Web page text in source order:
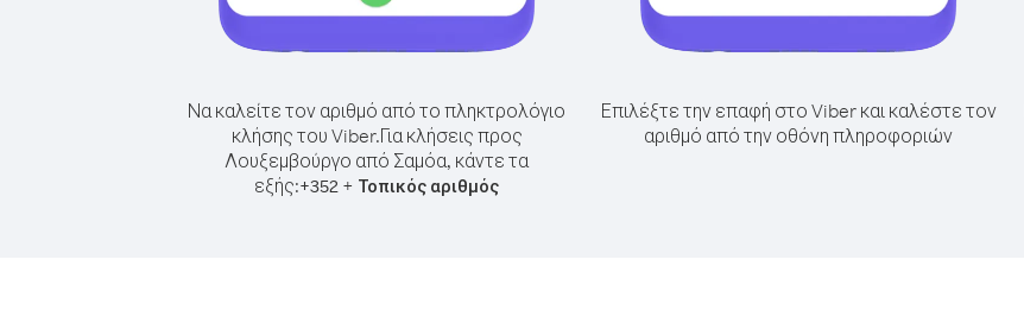
Να καλείτε τον αριθμό από το πληκτρολόγιο
κλήσης του Viber.Για κλήσεις προς
Λουξεμβούργο από Σαμόα, κάντε τα
εξής:+352 + Τοπικός αριθμός
Επιλέξτε την επαφή στο Viber και καλέστε τον
αριθμό από την οθόνη πληροφοριών